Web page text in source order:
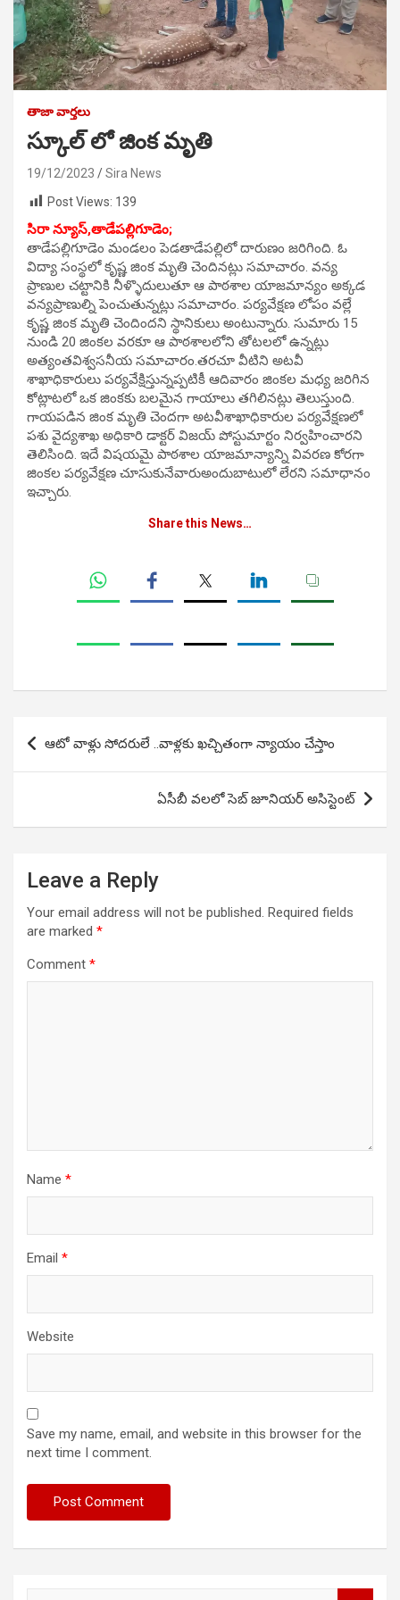
తాజా వార్తలు
స్కూల్ లో జింక మృతి
19/12/2023
Sira News
Post Views: 139
సిరా న్యూస్,తాడేపల్లిగూడెం;
తాడేపల్లిగూడెం మండలం పెడతాడేపల్లిలో దారుణం జరిగింది. ఓ
విద్యా సంస్థలో కృష్ణ జింక మృతి చెందినట్లు సమాచారం. వన్య
ప్రాణుల చట్టానికి నీళ్ళొదులుతూ ఆ పాఠశాల యాజమాన్యం అక్కడ
వన్యప్రాణుల్ని పెంచుతున్నట్లు సమాచారం. పర్యవేక్షణ లోపం వల్లే
కృష్ణ జింక మృతి చెందిందని స్థానికులు అంటున్నారు. సుమారు 15
నుండి 20 జింకల వరకూ ఆ పాఠశాలలోని తోటలలో ఉన్నట్లు
అత్యంతవిశ్వసనీయ సమాచారం.తరచూ వీటిని అటవీ
శాఖాధికారులు పర్యవేక్షిస్తున్నప్పటికీ ఆదివారం జింకల మధ్య జరిగిన
కోట్లాటలో ఒక జింకకు బలమైన గాయాలు తగిలినట్లు తెలుస్తుంది.
గాయపడిన జింక మృతి చెందగా అటవీశాఖాధికారుల పర్యవేక్షణలో
పశు వైద్యశాఖ అధికారి డాక్టర్ విజయ్ పోస్టుమార్టం నిర్వహించారని
తెలిసింది. ఇదే విషయమై పాఠశాల యాజమాన్యాన్ని వివరణ కోరగా
జింకల పర్యవేక్షణ చూసుకునేవారుఅందుబాటులో లేరని సమాధానం
ఇచ్చారు.
Share this News…
Post
navigation
ఆటో వాళ్లు సోదరులే ..వాళ్లకు ఖచ్చితంగా న్యాయం చేస్తాం
ఏసీబీ వలలో సెబ్ జూనియర్ అసిస్టెంట్
Leave a Reply
Your email address will not be published. Required fields
are marked *
Comment *
Name *
Email *
Website
Save my name, email, and website in this browser for the
next time I comment.